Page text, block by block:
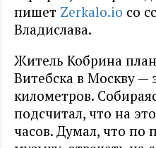
пишет Zerkalo.io со
Владислава.
Житель Кобрина
Витебска в Москву —
километров.
подсчитал, что на
часов. Думал, что по